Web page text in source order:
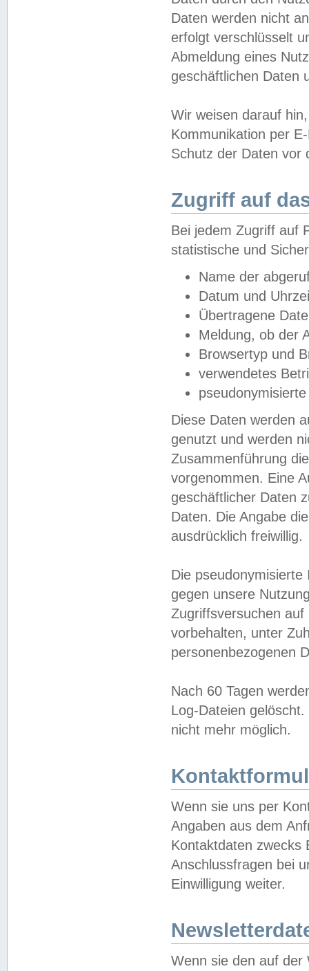
Daten werden nicht
erfolgt verschlüsselt
Abmeldung eines
geschäftlichen Daten
Wir weisen darauf
Kommunikation per
Schutz der Daten vor
Zugriff auf
Bei jedem Zugriff auf
statistische und
Name der
Datum und
Übertragene
Meldung, ob der
Browsertyp und
verwendetes
Diese Daten werden
genutzt und werden
Zusammenführung
vorgenommen. Eine
geschäftlicher Daten
Daten. Die Angabe
ausdrücklich freiwillig.
Die
gegen unsere
Zugriffsversuchen
vorbehalten, unter
personenbezogenen
Nach 60 Tagen
Log-Dateien
nicht mehr möglich.
Wenn sie uns per
Angaben aus dem
Kontaktdaten zwecks
Anschlussfragen bei
Einwilligung weiter.
Wenn sie den auf der